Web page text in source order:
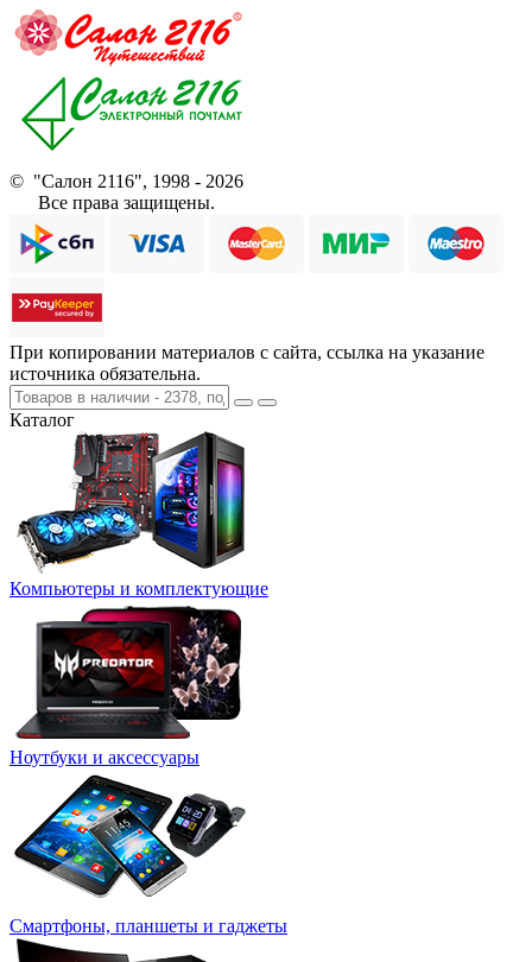
© "Салон 2116", 1998 - 2026
Все права защищены.
При копировании материалов с сайта, ссылка на указание
источника обязательна.
Каталог
Компьютеры и комплектующие
Ноутбуки и аксессуары
Смартфоны, планшеты и гаджеты